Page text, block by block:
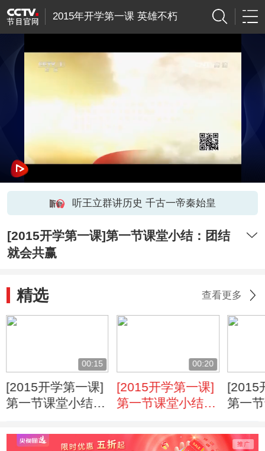
2015年开学第一课 英雄不朽
听王立群讲历史 千古一帝秦始皇
[2015开学第一课]第一节课堂小结：团结
就会共赢
精选 查看更多
00:15
[2015开学第一课]
第一节课堂小结：
00:20
[2015开学第一课]
第一节课堂小结：
[2015
第一